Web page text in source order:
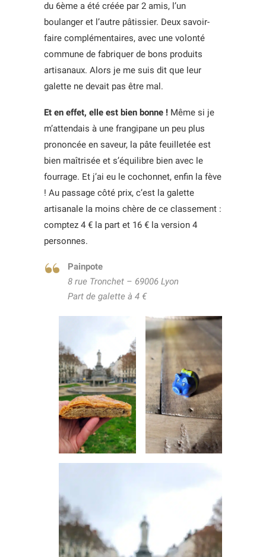
du 6ème a été créée par 2 amis, l’un
boulanger et l’autre pâtissier. Deux savoir-
faire complémentaires, avec une volonté
commune de fabriquer de bons produits
artisanaux. Alors je me suis dit que leur
galette ne devait pas être mal.
Et en effet, elle est bien bonne ! Même si je
m’attendais à une frangipane un peu plus
prononcée en saveur, la pâte feuilletée est
bien maîtrisée et s’équilibre bien avec le
fourrage. Et j’ai eu le cochonnet, enfin la fève
! Au passage côté prix, c’est la galette
artisanale la moins chère de ce classement :
comptez 4 € la part et 16 € la version 4
personnes.
Painpote
8 rue Tronchet – 69006 Lyon
Part de galette à 4 €